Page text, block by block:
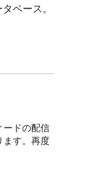
ベース。
ードの配信
ます。再度